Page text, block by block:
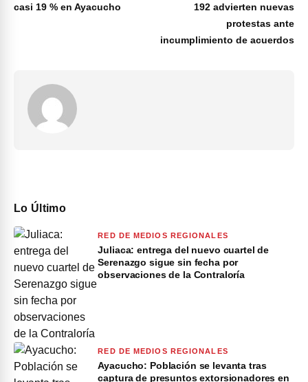
casi 19 % en Ayacucho
192 advierten nuevas
protestas ante
incumplimiento de acuerdos
Lo Último
RED DE MEDIOS REGIONALES
Juliaca: entrega del nuevo cuartel de
Serenazgo sigue sin fecha por
observaciones de la Contraloría
RED DE MEDIOS REGIONALES
Ayacucho: Población se levanta tras
captura de presuntos extorsionadores en